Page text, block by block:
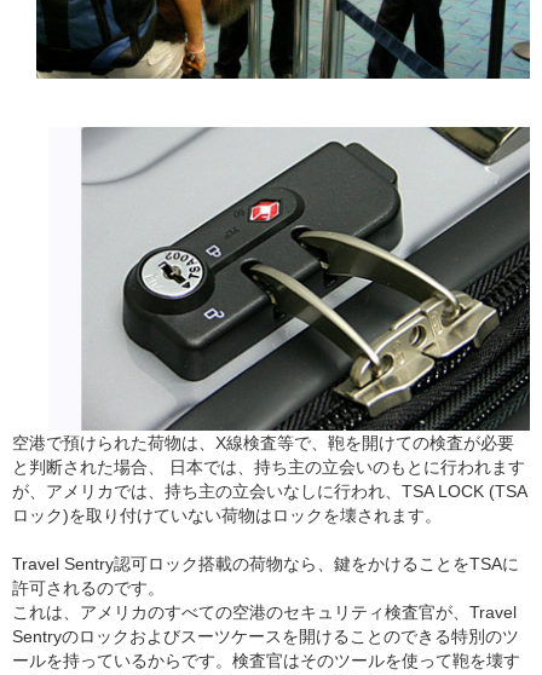
空港で預けられた荷物は、X線検査等で、鞄を開けての検査が必要
と判断された場合、 日本では、持ち主の立会いのもとに行われます
が、アメリカでは、持ち主の立会いなしに行われ、TSA LOCK (TSA
ロック)を取り付けていない荷物はロックを壊されます。
Travel Sentry認可ロック搭載の荷物なら、鍵をかけることをTSAに
許可されるのです。
これは、アメリカのすべての空港のセキュリティ検査官が、Travel
Sentryのロックおよびスーツケースを開けることのできる特別のツ
ールを持っているからです。検査官はそのツールを使って鞄を壊す